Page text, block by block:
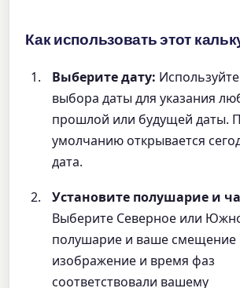
Как использовать этот
Выберите дату:
выбора даты для указания
прошлой или будущей даты.
умолчанию открывается
дата.
Установите полушарие и
Выберите Северное или
полушарие и ваше смещение
изображение и время фаз
соответствовали вашему